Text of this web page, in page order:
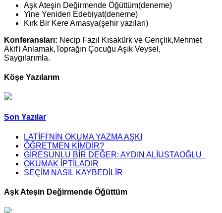
Aşk Ateşin Değirmende Öğüttüm(deneme)
Yine Yeniden Edebiyat(deneme)
Kırk Bir Kere Amasya(şehir yazıları)
Konferansları: Necip Fazıl Kısakürk ve Gençlik,Mehmet
Akif'i Anlamak,Toprağın Çocuğu Aşık Veysel,
Saygılarımla.
Köşe Yazılarım
Son Yazılar
LATİFİ’NİN OKUMA YAZMA AŞKI
ÖĞRETMEN KİMDİR?
GİRESUNLU BİR DEĞER: AYDIN ALİUSTAOĞLU
OKUMAK İPTİLADIR
SEÇİM NASIL KAYBEDİLİR
Aşk Ateşin Değirmende Öğüttüm